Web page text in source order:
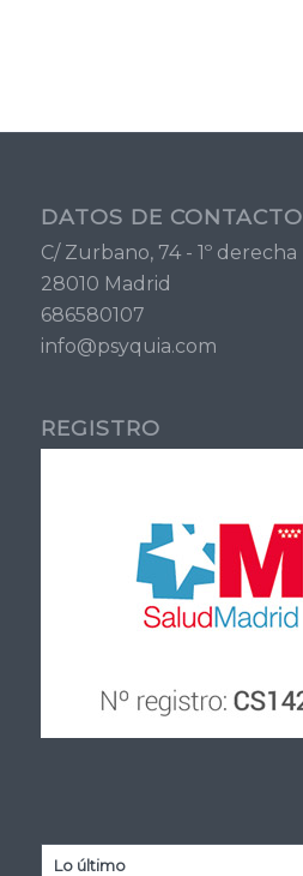
DATOS DE CONTACTO
C/ Zurbano, 74 - 1º derecha
28010 Madrid
686580107
info@psyquia.com
REGISTRO
Lo último